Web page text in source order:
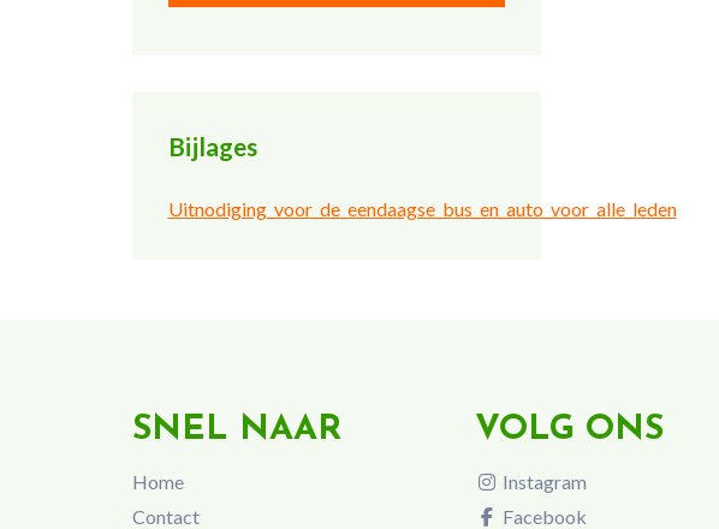
Bijlages
Uitnodiging_voor_de_eendaagse_bus_en_auto_voor_alle_leden
SNEL NAAR
Home
Contact
VOLG ONS
Instagram
Facebook